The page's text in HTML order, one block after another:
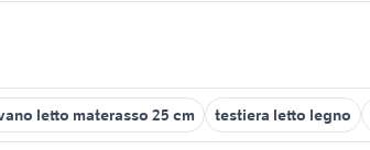
letto materasso 25 cm testiera letto legno